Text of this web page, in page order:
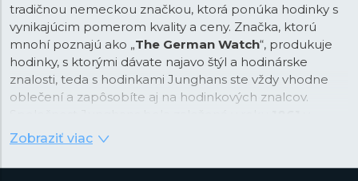
tradičnou nemeckou značkou, ktorá ponúka hodinky s
vynikajúcim pomerom kvality a ceny. Značka, ktorú
mnohí poznajú ako „The German Watch“, produkuje
hodinky, s ktorými dávate najavo štýl a hodinárske
znalosti, teda s hodinkami Junghans ste vždy vhodne
oblečení a zapôsobíte aj na hodinkových znalcov.
Schramberku v Čiernom lese a už viac ako 160 rokov je
symbolom precíznosti a dizajnu. V rámci svojej histórie si
na svoj vrub pripísala niekoľko prvenstiev. V roku 1903
Zobraziť viac